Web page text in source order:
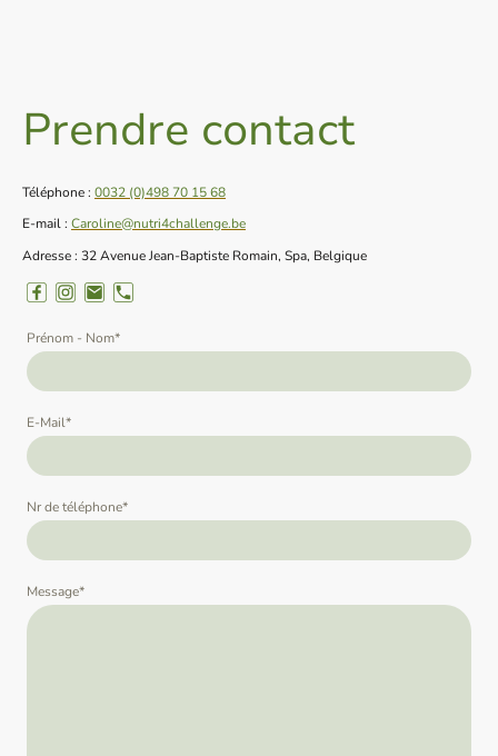
Prendre contact
Téléphone : 0032 (0)498 70 15 68
E-mail : Caroline@nutri4challenge.be
Adresse : 32 Avenue Jean-Baptiste Romain, Spa, Belgique
Prénom - Nom*
E-Mail*
Nr de téléphone*
Message*